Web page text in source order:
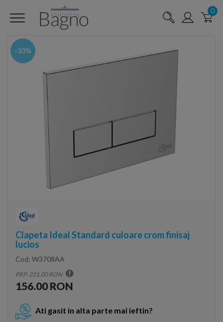
0
-33%
Clapeta Ideal Standard culoare crom finisaj
lucios
Cod: W3708AA
PRP: 231.00 RON
156.00 RON
Ati gasit in alta parte mai ieftin?